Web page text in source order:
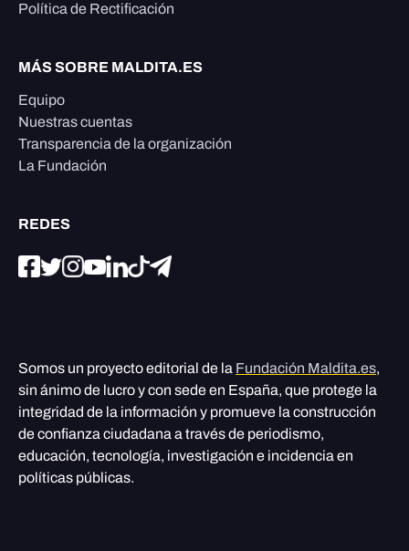
Política de Rectificación
MÁS SOBRE MALDITA.ES
Equipo
Nuestras cuentas
Transparencia de la organización
La Fundación
REDES
Somos un proyecto editorial de la Fundación Maldita.es,
sin ánimo de lucro y con sede en España, que protege la
integridad de la información y promueve la construcción
de confianza ciudadana a través de periodismo,
educación, tecnología, investigación e incidencia en
políticas públicas.